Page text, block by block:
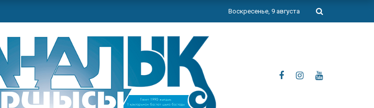
Воскресенье, 9 августа